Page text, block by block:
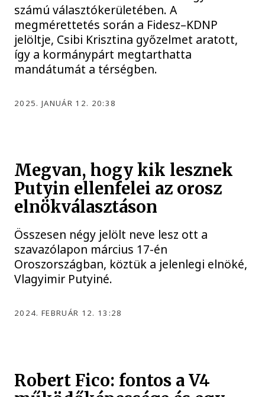
számú választókerületében. A
megmérettetés során a Fidesz–KDNP
jelöltje, Csibi Krisztina győzelmet aratott,
így a kormánypárt megtarthatta
mandátumát a térségben.
2025. JANUÁR 12. 20:38
Megvan, hogy kik lesznek
Putyin ellenfelei az orosz
elnökválasztáson
Összesen négy jelölt neve lesz ott a
szavazólapon március 17-én
Oroszországban, köztük a jelenlegi elnöké,
Vlagyimir Putyiné.
2024. FEBRUÁR 12. 13:28
Robert Fico: fontos a V4